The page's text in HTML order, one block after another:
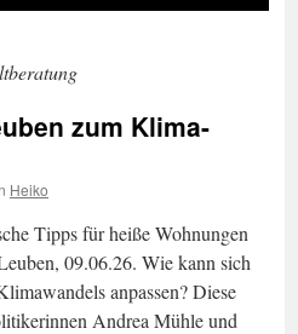
zum Klima-
Heiko
Tipps für heiße Wohnungen
09.06.26. Wie kann sich
anpassen? Diese
Andrea Mühle und